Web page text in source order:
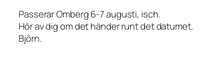
Passerar Omberg 6-7 augusti, isch.
Hör av dig om det händer runt det datumet.
Björn.